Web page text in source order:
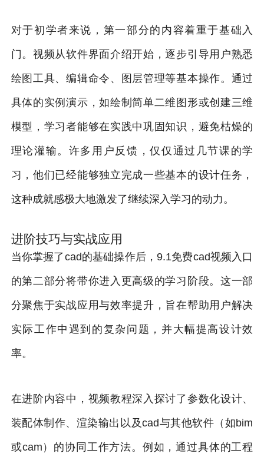
对于初学者来说，第一部分的内容着重于基础入
门。视频从软件界面介绍开始，逐步引导用户熟悉
绘图工具、编辑命令、图层管理等基本操作。通过
具体的实例演示，如绘制简单二维图形或创建三维
模型，学习者能够在实践中巩固知识，避免枯燥的
理论灌输。许多用户反馈，仅仅通过几节课的学
习，他们已经能够独立完成一些基本的设计任务，
这种成就感极大地激发了继续深入学习的动力。
进阶技巧与实战应用
当你掌握了cad的基础操作后，9.1免费cad视频入口
的第二部分将带你进入更高级的学习阶段。这一部
分聚焦于实战应用与效率提升，旨在帮助用户解决
实际工作中遇到的复杂问题，并大幅提高设计效
率。
在进阶内容中，视频教程深入探讨了参数化设计、
装配体制作、渲染输出以及cad与其他软件（如bim
或cam）的协同工作方法。例如，通过具体的工程